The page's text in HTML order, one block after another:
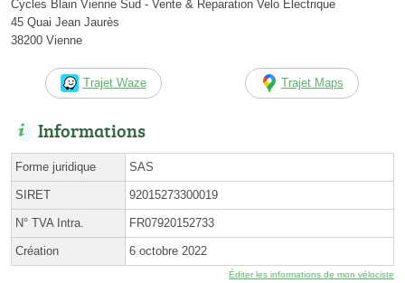
Cycles Blain Vienne Sud - Vente & Reparation Velo Electrique
45 Quai Jean Jaurès
38200 Vienne
Trajet Waze Trajet Maps
Informations
Forme juridique SAS
SIRET 92015273300019
N° TVA Intra. FR07920152733
Création 6 octobre 2022
Éditer les informations de mon vélociste